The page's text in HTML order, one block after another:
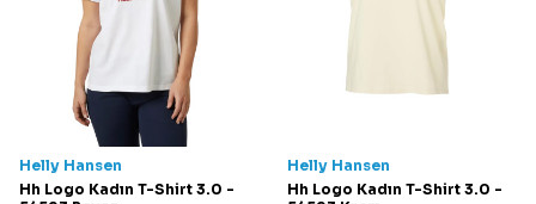
Helly Hansen
Hh Logo Kadın T-Shirt 3.0 -
Helly Hansen
Hh Logo Kadın T-Shirt 3.0 -